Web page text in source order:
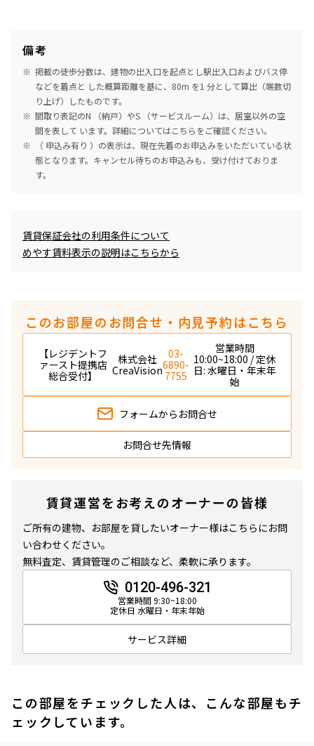
備考
掲載の徒歩分数は、建物の出入口を起点とし駅出入口およびバス停
などを着点と した概算距離を基に、80m を1 分として算出（端数切
り上げ）したものです。
間取り表記のN （納戸）やS （サービスルーム）は、居室以外の空
間を表して います。詳細についてはこちらをご確認ください。
（ 申込み有り ）の表示は、現在先着のお申込みをいただいている状
態となります。キャンセル待ちのお申込みも、受け付けておりま
す。
賃貸保証会社の利用条件について
めやす賃料表示の説明はこちらから
このお部屋のお問合せ・内見予約はこちら
【レジデントフ
ァースト提携店
総合受付】
株式会社
CreaVision
03-
6890-
7755
営業時間
10:00~18:00 / 定休
日: 水曜日・年末年
始
フォームから お問合せ
お問合せ先情報
賃貸運営をお考えのオーナーの皆様
ご所有の建物、お部屋を貸したいオーナー様はこちらにお問
い合わせください。
無料査定、賃貸管理のご相談など、柔軟に承ります。
0120-496-321
営業時間 9:30~18:00
定休日 水曜日・年末年始
サービス詳細
この部屋をチェックした人は、こんな部屋もチ
ェックしています。